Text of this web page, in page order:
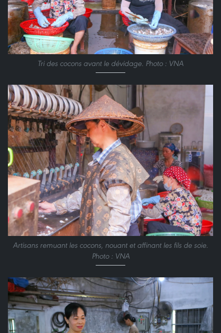
Tri des cocons avant le dévidage. Photo : VNA
Artisans remuant les cocons, nouant et affinant les fils de soie.
Photo : VNA